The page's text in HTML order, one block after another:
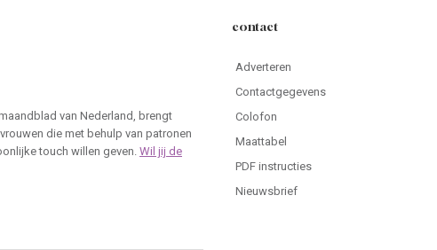
van Nederland, brengt
die met behulp van patronen
touch willen geven.Wil jij de
contact
Adverteren
Contactgegevens
Colofon
Maattabel
PDF instructies
Nieuwsbrief